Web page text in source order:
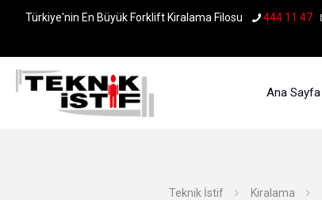
Türkiye'nin En Büyük Forklift Kiralama Filosu 444 11 47
Ana Sayfa
Teknik İstif Kiralama